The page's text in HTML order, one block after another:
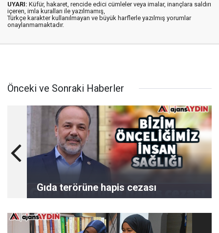
UYARI: Küfür, hakaret, rencide edici cümleler veya imalar, inançlara saldırı
içeren, imla kuralları ile yazılmamış,
Türkçe karakter kullanılmayan ve büyük harflerle yazılmış yorumlar
onaylanmamaktadır.
Önceki ve Sonraki Haberler
Gıda terörüne hapis cezası